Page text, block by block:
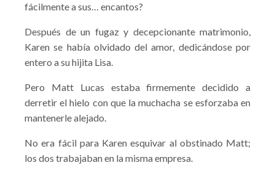
fácilmente a sus… encantos?
Después de un fugaz y decepcionante matrimonio,
Karen se había olvidado del amor, dedicándose por
entero a su hijita Lisa.
Pero Matt Lucas estaba firmemente decidido a
derretir el hielo con que la muchacha se esforzaba en
mantenerle alejado.
No era fácil para Karen esquivar al obstinado Matt;
los dos trabajaban en la misma empresa.